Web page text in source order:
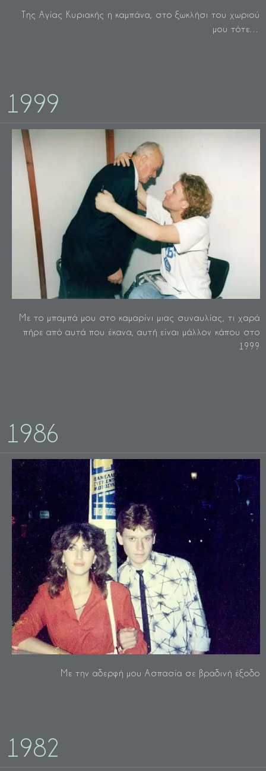
Της Αγίας Κυριακής η καμπάνα, στο ξωκλήσι του χωριού
μου τότε…
1999
Με το μπαμπά μου στο καμαρίνι μιας συναυλίας, τι χαρά
πήρε από αυτά που έκανα, αυτή είναι μάλλον κάπου στο
1999
1986
Με την αδερφή μου Ασπασία σε βραδινή έξοδο
1982